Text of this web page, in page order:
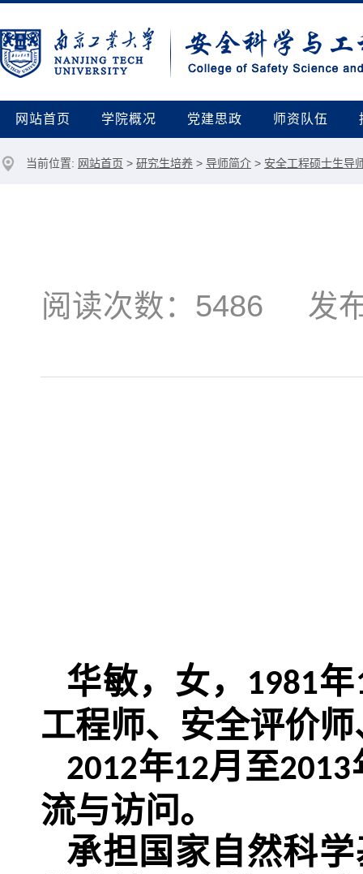
网站首页 学院概况 党建思政 师资队伍
当前位置: 网站首页 > 研究生培养 > 导师简介 > 安全工程硕士生导
阅读次数： 5486 发布
华敏，女， 1981年
工程师、安全评价
2012年12月至2013
流与访问。
承担国家自然科